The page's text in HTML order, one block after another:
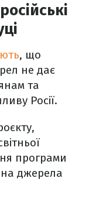
, що
не дає
та
Росії.
програми
джерела